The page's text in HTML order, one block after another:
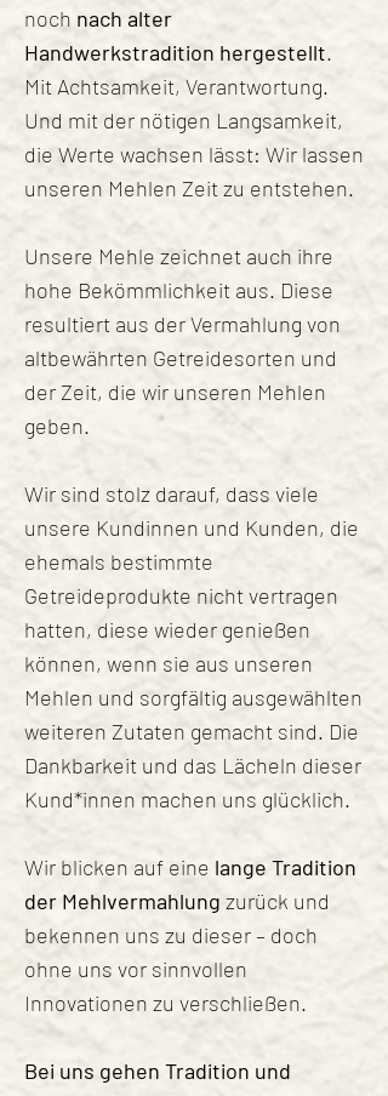
noch nach alter
Handwerkstradition hergestellt.
Mit Achtsamkeit, Verantwortung.
Und mit der nötigen Langsamkeit,
die Werte wachsen lässt: Wir lassen
unseren Mehlen Zeit zu entstehen.
Unsere Mehle zeichnet auch ihre
hohe Bekömmlichkeit aus. Diese
resultiert aus der Vermahlung von
altbewährten Getreidesorten und
der Zeit, die wir unseren Mehlen
geben.
Wir sind stolz darauf, dass viele
unsere Kundinnen und Kunden, die
ehemals bestimmte
Getreideprodukte nicht vertragen
hatten, diese wieder genießen
können, wenn sie aus unseren
Mehlen und sorgfältig ausgewählten
weiteren Zutaten gemacht sind. Die
Dankbarkeit und das Lächeln dieser
Kund*innen machen uns glücklich.
Wir blicken auf eine lange Tradition
der Mehlvermahlung zurück und
bekennen uns zu dieser – doch
ohne uns vor sinnvollen
Innovationen zu verschließen.
Bei uns gehen Tradition und